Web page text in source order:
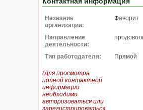
Название
организации:
Фаворит
Направление
деятельности:
Тип работодателя: Прямой
(Для просмотра
полной контактной
информации
необходимо
авторизоваться или
зарегистрироваться.